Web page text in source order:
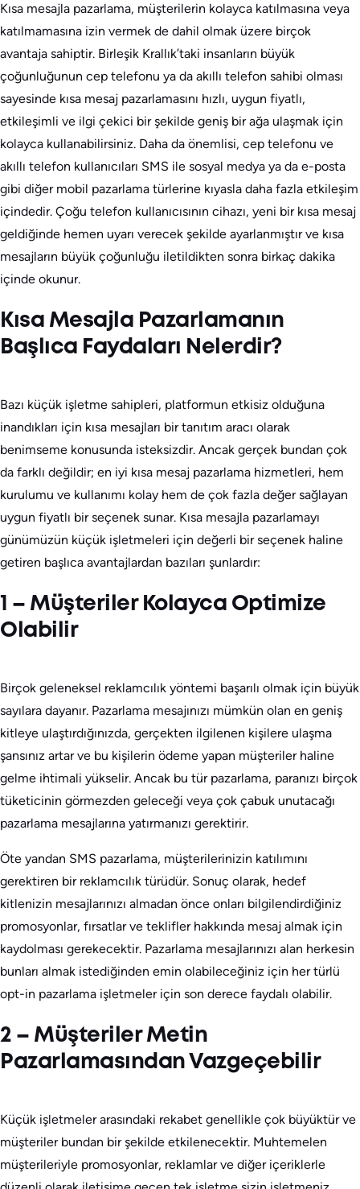
Kısa mesajla pazarlama, müşterilerin kolayca katılmasına veya
katılmamasına izin vermek de dahil olmak üzere birçok
avantaja sahiptir. Birleşik Krallık’taki insanların büyük
çoğunluğunun cep telefonu ya da akıllı telefon sahibi olması
sayesinde kısa mesaj pazarlamasını hızlı, uygun fiyatlı,
etkileşimli ve ilgi çekici bir şekilde geniş bir ağa ulaşmak için
kolayca kullanabilirsiniz. Daha da önemlisi, cep telefonu ve
akıllı telefon kullanıcıları SMS ile sosyal medya ya da e-posta
gibi diğer mobil pazarlama türlerine kıyasla daha fazla etkileşim
içindedir. Çoğu telefon kullanıcısının cihazı, yeni bir kısa mesaj
geldiğinde hemen uyarı verecek şekilde ayarlanmıştır ve kısa
mesajların büyük çoğunluğu iletildikten sonra birkaç dakika
içinde okunur.
Kısa Mesajla Pazarlamanın
Başlıca Faydaları Nelerdir?
Bazı küçük işletme sahipleri, platformun etkisiz olduğuna
inandıkları için kısa mesajları bir tanıtım aracı olarak
benimseme konusunda isteksizdir. Ancak gerçek bundan çok
da farklı değildir; en iyi kısa mesaj pazarlama hizmetleri, hem
kurulumu ve kullanımı kolay hem de çok fazla değer sağlayan
uygun fiyatlı bir seçenek sunar. Kısa mesajla pazarlamayı
günümüzün küçük işletmeleri için değerli bir seçenek haline
getiren başlıca avantajlardan bazıları şunlardır:
1 – Müşteriler Kolayca Optimize
Olabilir
Birçok geleneksel reklamcılık yöntemi başarılı olmak için büyük
sayılara dayanır. Pazarlama mesajınızı mümkün olan en geniş
kitleye ulaştırdığınızda, gerçekten ilgilenen kişilere ulaşma
şansınız artar ve bu kişilerin ödeme yapan müşteriler haline
gelme ihtimali yükselir. Ancak bu tür pazarlama, paranızı birçok
tüketicinin görmezden geleceği veya çok çabuk unutacağı
pazarlama mesajlarına yatırmanızı gerektirir.
Öte yandan SMS pazarlama, müşterilerinizin katılımını
gerektiren bir reklamcılık türüdür. Sonuç olarak, hedef
kitlenizin mesajlarınızı almadan önce onları bilgilendirdiğiniz
promosyonlar, fırsatlar ve teklifler hakkında mesaj almak için
kaydolması gerekecektir. Pazarlama mesajlarınızı alan herkesin
bunları almak istediğinden emin olabileceğiniz için her türlü
opt-in pazarlama işletmeler için son derece faydalı olabilir.
2 – Müşteriler Metin
Pazarlamasından Vazgeçebilir
Küçük işletmeler arasındaki rekabet genellikle çok büyüktür ve
müşteriler bundan bir şekilde etkilenecektir. Muhtemelen
müşterileriyle promosyonlar, reklamlar ve diğer içeriklerle